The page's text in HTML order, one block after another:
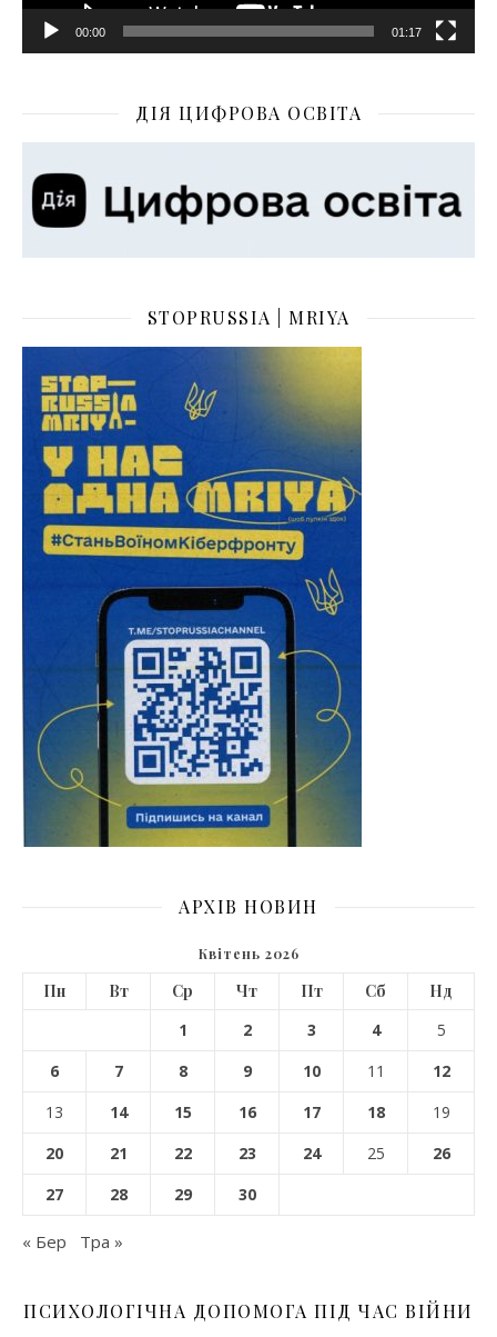
00:00 01:17
ДІЯ ЦИФРОВА ОСВІТА
STOPRUSSIA | MRIYA
АРХІВ НОВИН
Квітень 2026
Пн Вт Ср Чт Пт Сб
Нд
1
2 3 4
5
6
7 8 9 10 11
12
13
14 15 16 17 18
19
20
21 22 23 24 25
26
27
28 29 30
« Бер Тра »
ПСИХОЛОГІЧНА ДОПОМОГА ПІД ЧАС ВІЙНИ